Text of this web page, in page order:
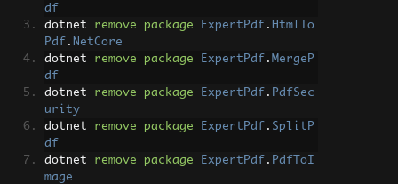
df
dotnet remove package ExpertPdf . HtmlTo
Pdf . NetCore
dotnet remove package ExpertPdf . MergeP
df
dotnet remove package ExpertPdf . PdfSec
urity
dotnet remove package ExpertPdf . SplitP
df
dotnet remove package ExpertPdf . PdfToI
mage